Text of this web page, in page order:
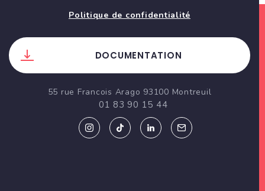
Politique de confidentialité
DOCUMENTATION
55 rue Francois Arago 93100 Montreuil
01 83 90 15 44